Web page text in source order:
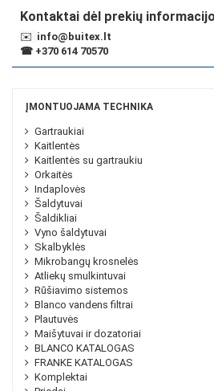
Kontaktai dėl prekių
✉️ info@buitex.lt
☎ +370 614 70570
ĮMONTUOJAMA TECHNIKA
Gartraukiai
Kaitlentės
Kaitlentės su gartraukiu
Orkaitės
Indaplovės
Šaldytuvai
Šaldikliai
Vyno šaldytuvai
Skalbyklės
Mikrobangų krosnelės
Atliekų smulkintuvai
Rūšiavimo sistemos
Blanco vandens filtrai
Plautuvės
Maišytuvai ir dozatoriai
BLANCO KATALOGAS
FRANKE KATALOGAS
Komplektai